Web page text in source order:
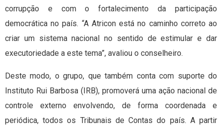
corrupção e com o fortalecimento da participação
democrática no país. “A Atricon está no caminho correto ao
criar um sistema nacional no sentido de estimular e dar
executoriedade a este tema”, avaliou o conselheiro.
Deste modo, o grupo, que também conta com suporte do
Instituto Rui Barbosa (IRB), promoverá uma ação nacional de
controle externo envolvendo, de forma coordenada e
periódica, todos os Tribunais de Contas do país. A partir